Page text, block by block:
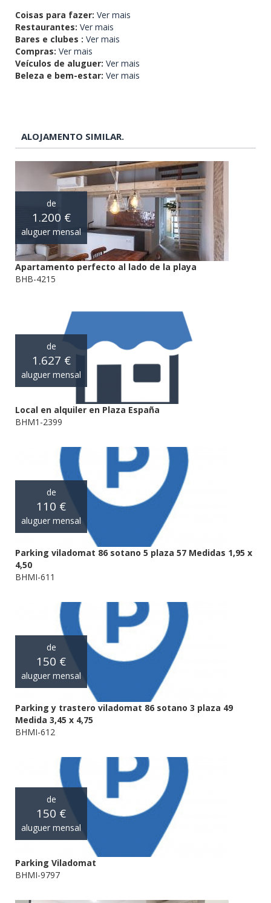
Coisas para fazer: Ver mais
Restaurantes: Ver mais
Bares e clubes : Ver mais
Compras: Ver mais
Veículos de aluguer: Ver mais
Beleza e bem-estar: Ver mais
ALOJAMENTO SIMILAR.
de
1.200 €
aluguer mensal
Apartamento perfecto al lado de la playa
BHB-4215
de
1.627 €
aluguer mensal
Local en alquiler en Plaza España
BHM1-2399
de
110 €
aluguer mensal
Parking viladomat 86 sotano 5 plaza 57 Medidas 1,95 x
4,50
BHMI-611
de
150 €
aluguer mensal
Parking y trastero viladomat 86 sotano 3 plaza 49
Medida 3,45 x 4,75
BHMI-612
de
150 €
aluguer mensal
Parking Viladomat
BHMI-9797